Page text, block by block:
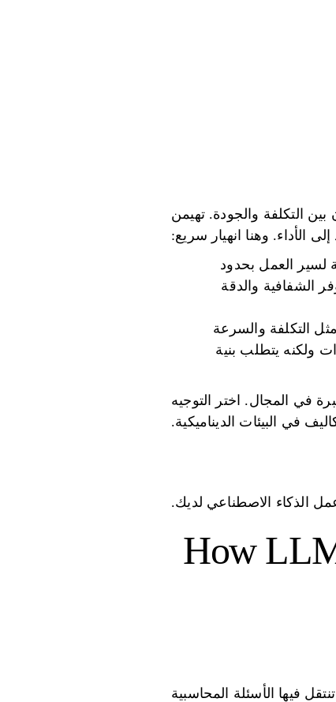
بين التكلفة والجودة. تهيمن
الأداء. وهنا انهيار سريع:
لسير العمل بحدود
الشفافية والدقة
مثل التكلفة والسرعة
ولكنه يتطلب بنية
في المجال. اختر التوجيه
في البيئات الديناميكية.
الذكاء الاصطناعي لديك.
How
فيها الأسئلة المحاسبية